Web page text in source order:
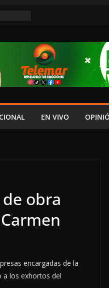
EN VIVO
obra
encargadas de la
los exhortos del